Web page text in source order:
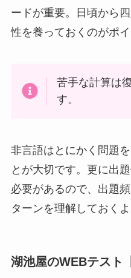
ードが重要。日頃から
性を養っておくのがポイ
苦手な計算は
す。
非言語はとにかく問題
とが大切です。更に出
必要があるので、出題
ターンを理解しておく
湖池屋のWEBテスト